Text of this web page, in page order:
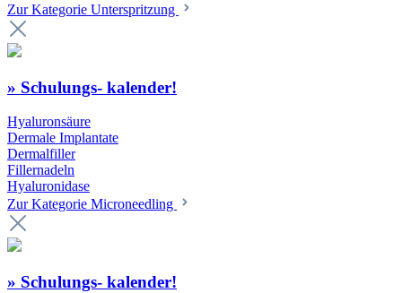
Zur Kategorie Unterspritzung
» Schulungs- kalender!
Hyaluronsäure
Dermale Implantate
Dermalfiller
Fillernadeln
Hyaluronidase
Zur Kategorie Microneedling
» Schulungs- kalender!